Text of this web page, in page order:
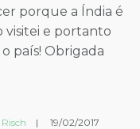
porque a Índia é
visitei e portanto
país! Obrigada
|
19/02/2017